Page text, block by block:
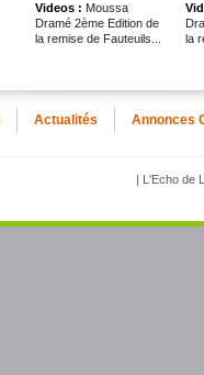
Videos : Moussa
Dramé 2ème Edition de
la remise de Fauteuils...
la
Actualités Annonces
| L'Echo de